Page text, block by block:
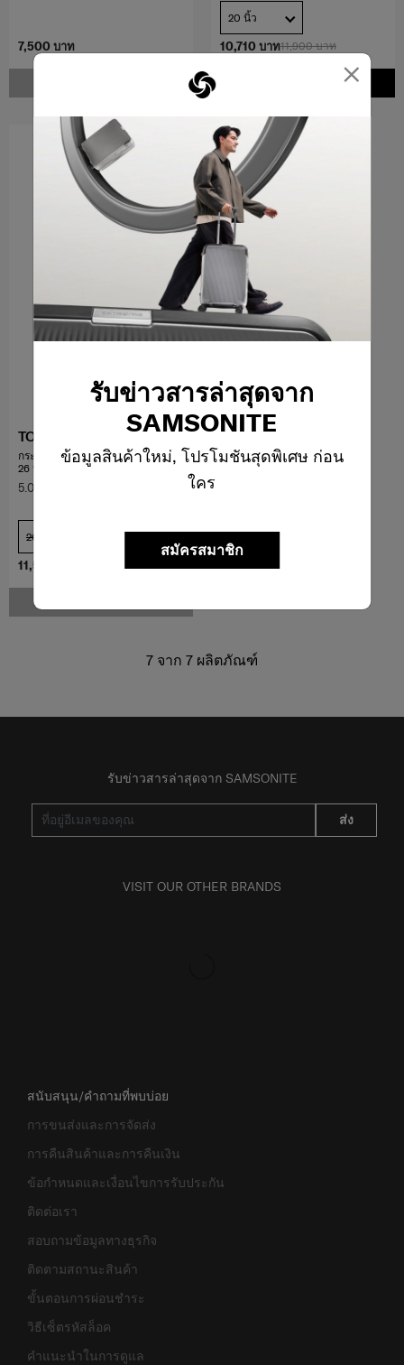
×
รับข่าวสารล่าสุดจาก
SAMSONITE
ข้อมูลสินค้าใหม่, โปรโมชันสุดพิเศษ ก่อน
ใคร
สมัครสมาชิก
7,500 บาท 11,900 บาท
10,710 บาท
20 นิ้ว
11,500 บาท
TOIIS BLOSSOM
กระเป๋าเดินทางทรง TRUNK ขนาด
26 นิ้ว+COVER
5.0
26 นิ้ว
7 จาก 7 ผลิตภัณฑ์
รับข่าวสารล่าสุดจาก SAMSONITE
ส่ง
VISIT OUR OTHER BRANDS
สนับสนุน/คำถามที่พบบ่อย
การขนส่งและการจัดส่ง
การคืนสินค้าและการคืนเงิน
ข้อกำหนดและเงื่อนไขการรับประกัน
ติดต่อเรา
สอบถามข้อมูลทางธุรกิจ
ติดตามสถานะสินค้า
ขั้นตอนการผ่อนชำระ
วิธีเซ็ตรหัสล็อค
คำแนะนำในการดูแล